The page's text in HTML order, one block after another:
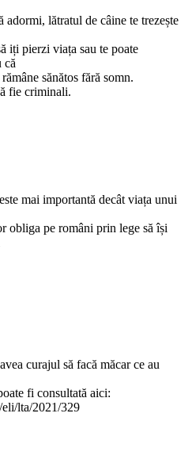
lătratul de câine te trezește
iți pierzi viața sau te poate
că
sănătos fără somn.
fie criminali.
mai importantă decât viața unui
pe români prin lege să își
curajul să facă măcar ce au
fi consultată aici:
lta/2021/329